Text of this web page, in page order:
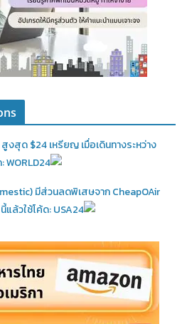
งสุด $24 เหรียญ เมื่อเดินทางระหว่าง
WORLD24
มีส่วนลดพิเสษจาก CheapOAir
ล้วใช้โค้ด: USA24